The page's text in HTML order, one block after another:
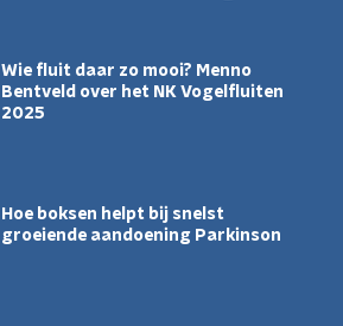
Wie fluit daar zo mooi? Menno
Bentveld over het NK Vogelfluiten
2025
Hoe boksen helpt bij snelst
groeiende aandoening Parkinson